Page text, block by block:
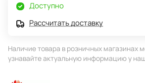
Доступно
Рассчитать доставку
Наличие товара в розничных магазинах
узнавайте актуальную информацию у